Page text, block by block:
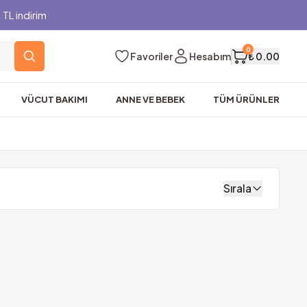
indirim
Favoriler Hesabım
0
₺ 0.00
VÜCUT BAKIMI ANNE VE BEBEK TÜM ÜRÜNLER
Sırala